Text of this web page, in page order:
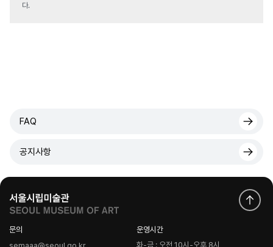
다.
FAQ
공지사항
문의
semaaa@seoul.go.kr
운영시간
화-금 : 오전 10시-오후 8시